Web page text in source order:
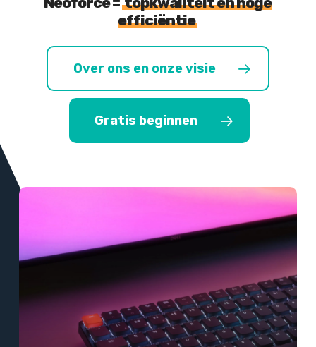
efficiëntie
Over ons en onze visie
Gratis beginnen
Meer